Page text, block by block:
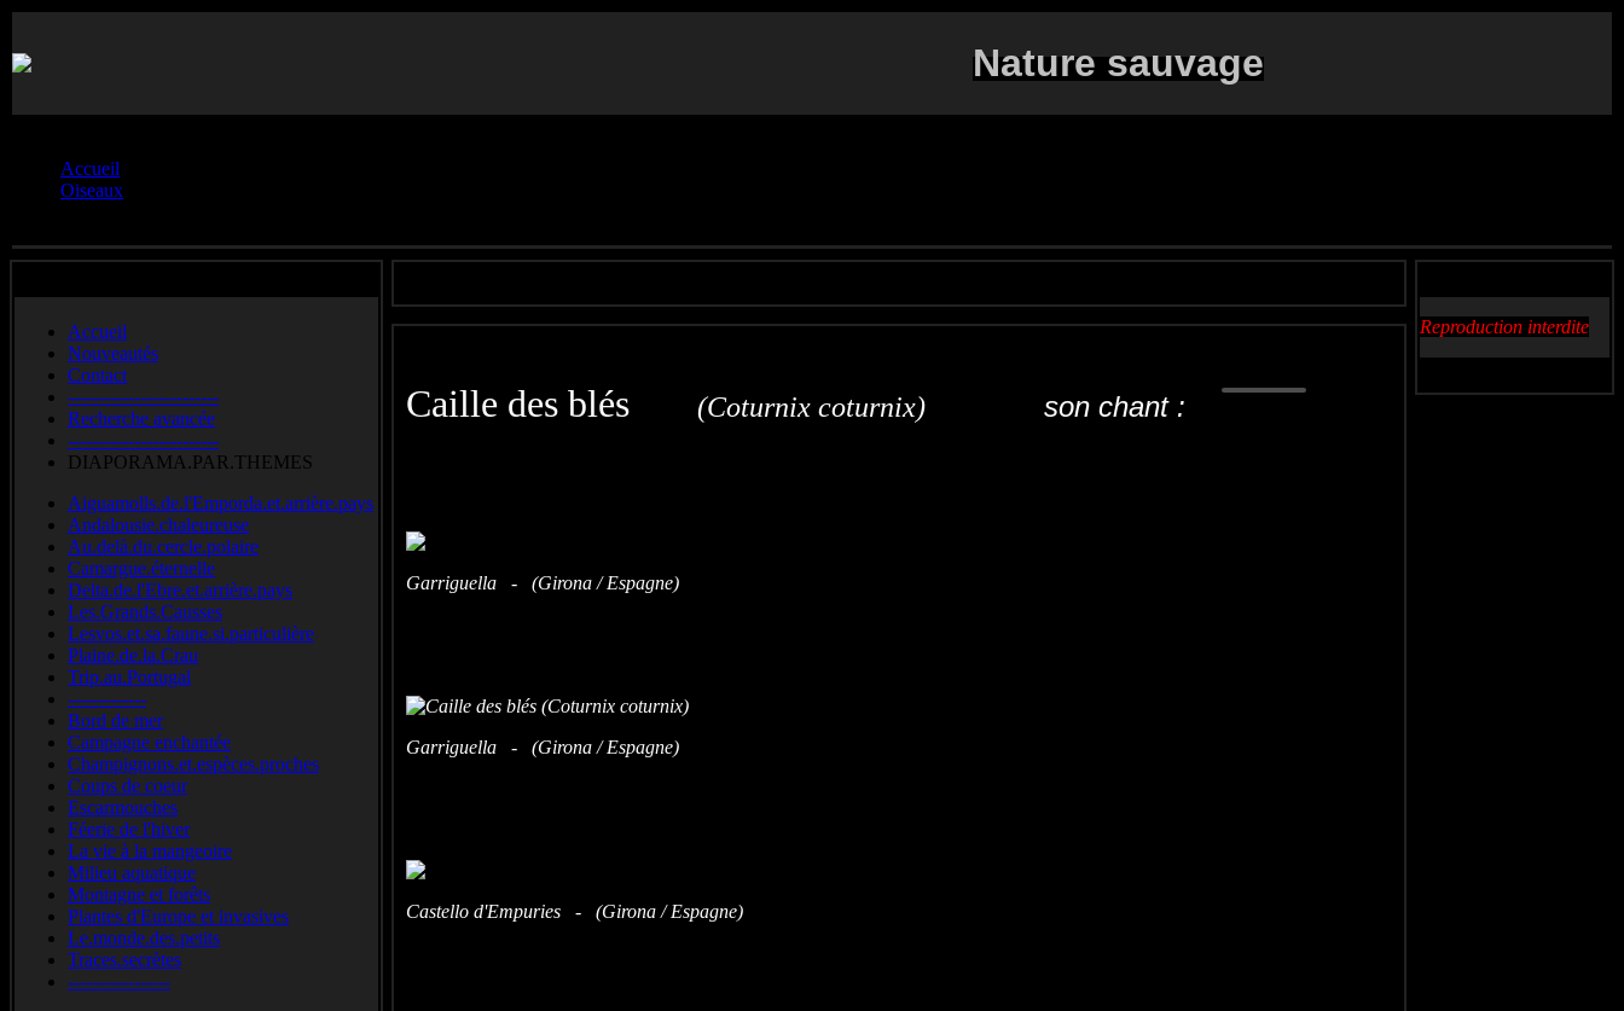
Nature sauvage
Accueil
Oiseaux
Accueil
Nouveautés
Contact
-------------------------
Recherche avancée
-------------------------
DIAPORAMA.PAR.THEMES
Aiguamolls.de.l'Emporda.et.arrière.pays
Andalousie.chaleureuse
Au.delà.du.cercle.polaire
Camargue.éternelle
Delta.de.l'Ebre.et.arrière.pays
Les.Grands.Causses
Lesvos.et.sa.faune.si.particulière
Plaine.de.la.Crau
Trip.au.Portugal
-------------
Bord de mer
Campagne enchantée
Champignons.et.espèces.proches
Coups de coeur
Escarmouches
Féerie de l'hiver
La vie à la mangeoire
Milieu aquatique
Montagne et forêts
Plantes d'Europe et invasives
Le.monde.des.petits
Traces.secrètes
-----------------
Caille des blés (Coturnix coturnix) son chant :
Garriguella - (Girona / Espagne)
Garriguella - (Girona / Espagne)
Castello d'Empuries - (Girona / Espagne)
Reproduction interdite